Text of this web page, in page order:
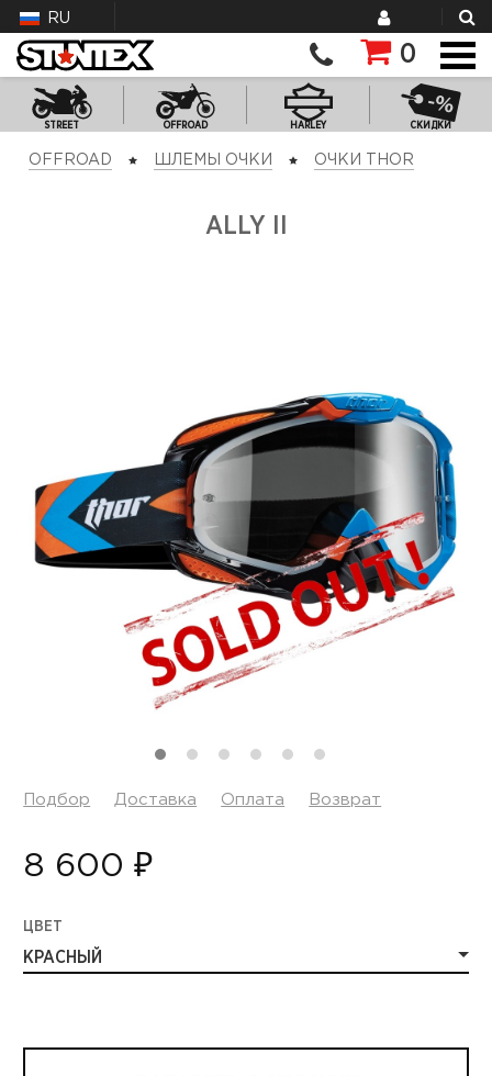
RU
0
STREET OFFROAD HARLEY СКИДКИ
OFFROAD ШЛЕМЫ ОЧКИ ОЧКИ THOR
ALLY II
Подбор Доставка Оплата Возврат
8 600 ₽
ЦВЕТ
КРАСНЫЙ